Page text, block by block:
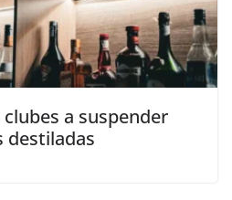
a suspender
destiladas